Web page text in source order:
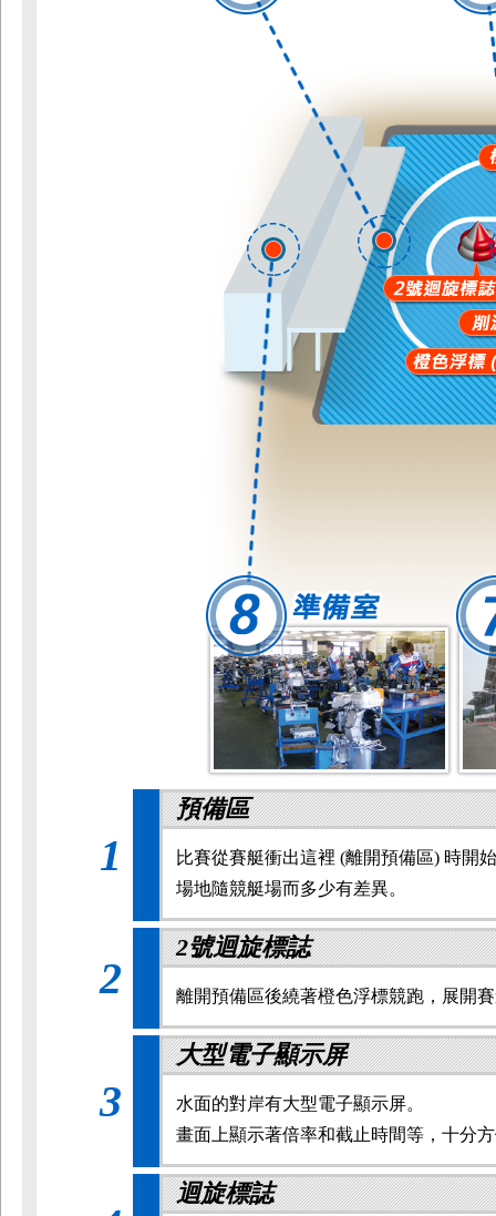
1
預備區
比賽從賽艇衝出這裡 (離開預備區) 時開
場地隨競艇場而多少有差異。
2
2號迴旋標誌
離開預備區後繞著橙色浮標競跑，展開
3
大型電子顯示屏
水面的對岸有大型電子顯示屏。
畫面上顯示著倍率和截止時間等，十分
迴旋標誌